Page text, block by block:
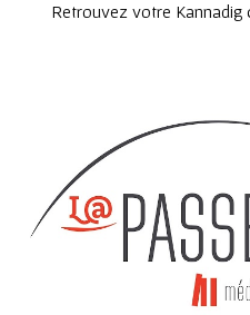
Retrouvez votre Kannadig